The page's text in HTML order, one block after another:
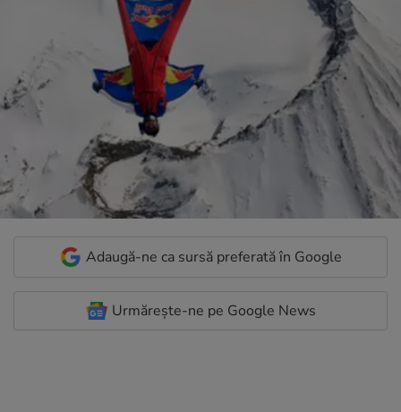
Adaugă-ne ca sursă preferată în Google
Urmărește-ne pe Google News